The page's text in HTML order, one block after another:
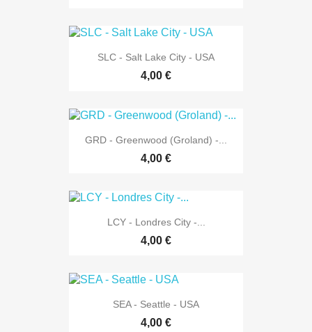
SLC - Salt Lake City - USA
4,00 €
GRD - Greenwood (Groland) -...
4,00 €
LCY - Londres City -...
4,00 €
SEA - Seattle - USA
4,00 €